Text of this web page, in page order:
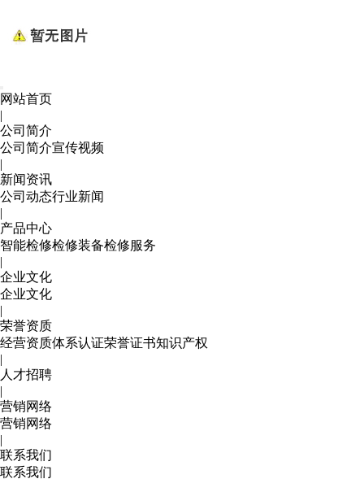
网站首页
|
公司简介
公司简介宣传视频
|
新闻资讯
公司动态行业新闻
|
产品中心
智能检修检修装备检修服务
|
企业文化
企业文化
|
荣誉资质
经营资质体系认证荣誉证书知识产权
|
人才招聘
|
营销网络
营销网络
|
联系我们
联系我们